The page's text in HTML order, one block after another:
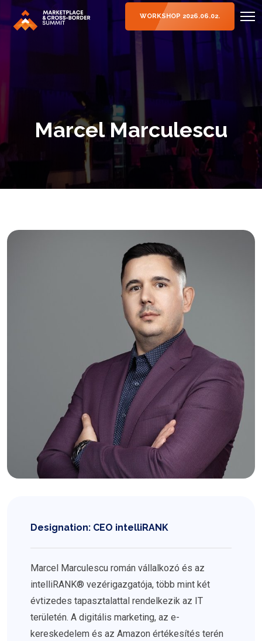
WORKSHOP 2026.06.02.
Marcel Marculescu
Designation: CEO intelliRANK
Marcel Marculescu román vállalkozó és az
intelliRANK® vezérigazgatója, több mint két
évtizedes tapasztalattal rendelkezik az IT
területén. A digitális marketing, az e-
kereskedelem és az Amazon értékesítés terén